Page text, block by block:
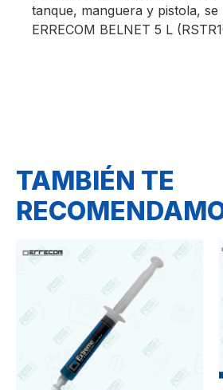
tanque, manguera y pistola, se
ERRECOM BELNET 5 L
TAMBIÉN TE